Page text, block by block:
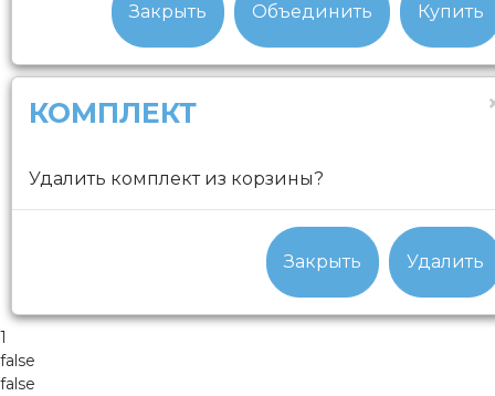
Закрыть Объединить Купить
КОМПЛЕКТ
Удалить комплект из корзины?
Закрыть Удалить
1
false
false